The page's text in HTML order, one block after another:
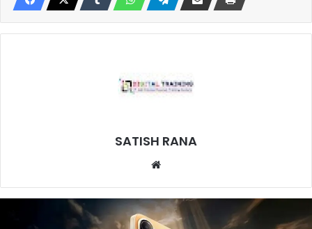
SATISH RANA